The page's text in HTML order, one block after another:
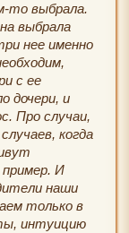
то выбрала.
выбрала
нее именно
с ее
дочери, и
Про случаи,
когда
И
наши
только в
интуицию